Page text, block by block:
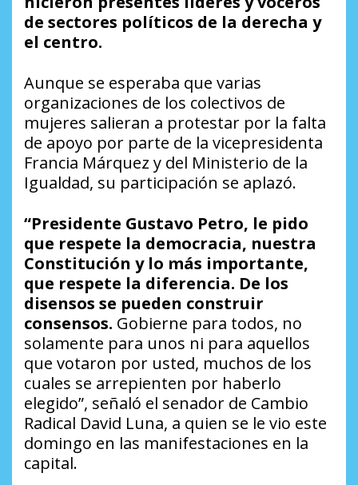
de sectores políticos de la derecha y
el centro.
Aunque se esperaba que varias
organizaciones de los colectivos de
mujeres salieran a protestar por la falta
de apoyo por parte de la vicepresidenta
Francia Márquez y del Ministerio de la
Igualdad, su participación se aplazó.
“Presidente Gustavo Petro, le pido
que respete la democracia, nuestra
Constitución y lo más importante,
que respete la diferencia. De los
disensos se pueden construir
consensos. Gobierne para todos, no
solamente para unos ni para aquellos
que votaron por usted, muchos de los
cuales se arrepienten por haberlo
elegido”, señaló el senador de Cambio
Radical David Luna, a quien se le vio este
domingo en las manifestaciones en la
capital.